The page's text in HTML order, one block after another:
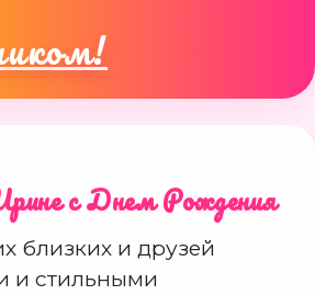
с Днем Рождения
близких и друзей
и стильными